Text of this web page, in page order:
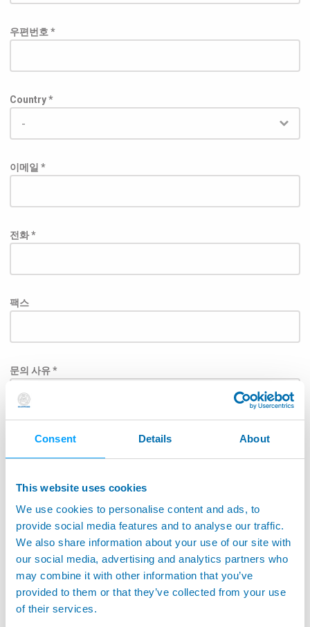
Consent Details About
This website uses cookies
We use cookies to personalise content and ads, to
provide social media features and to analyse our traffic.
We also share information about your use of our site with
our social media, advertising and analytics partners who
may combine it with other information that you’ve
provided to them or that they’ve collected from your use
of their services.
우편번호 *
Country *
이메일 *
전화 *
팩스
문의 사유 *
Subject
담당자에게 직접 메시지가 전달될 수 있도록 아래 목록에
서 응용 분야를 선택하여 주십시오.: *
항공우주
공작기계어플리케이션
공작기계 모니터링